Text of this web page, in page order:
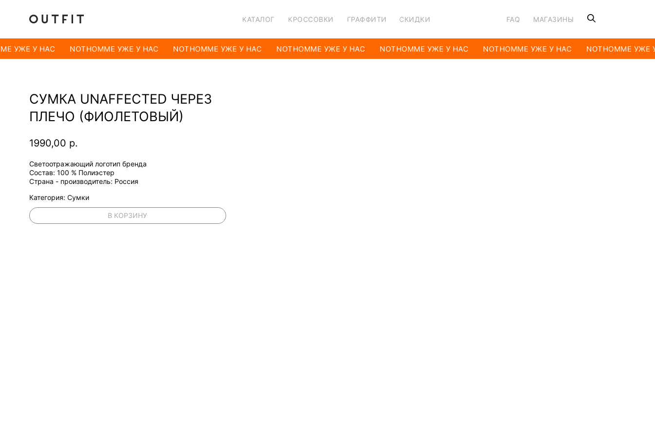
КАТАЛОГ КРОССОВКИ ГРАФФИТИ СКИДКИ FAQ МАГАЗИНЫ
УЖЕ У НАС NOTHOMME УЖЕ У НАС NOTHOMME УЖЕ У НАС NOTHOMME УЖЕ У НАС NOTHOMME УЖЕ У НАС NOTHOMME УЖЕ У НАС NOTHOMME УЖЕ
СУМКА UNAFFECTED ЧЕРЕЗ
ПЛЕЧО (ФИОЛЕТОВЫЙ)
1990,00 р.
В КОРЗИНУ
Светоотражающий логотип бренда
Состав: 100 % Полиэстер
Страна - производитель: Россия
Категория: Сумки